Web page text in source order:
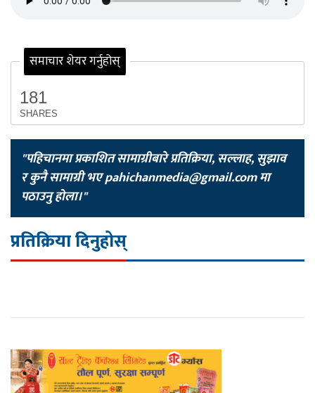
समाचार शेयर गर्नुहोस्
181
SHARES
"पहिचानमा प्रकाशित सामाग्रीबारे प्रतिक्रिया, सल्लाह, सुझाव
र कुनै सामाग्री भएpahichanmedia@gmail.comमा
पठाउनु होला।"
प्रतिक्रिया दिनुहोस्